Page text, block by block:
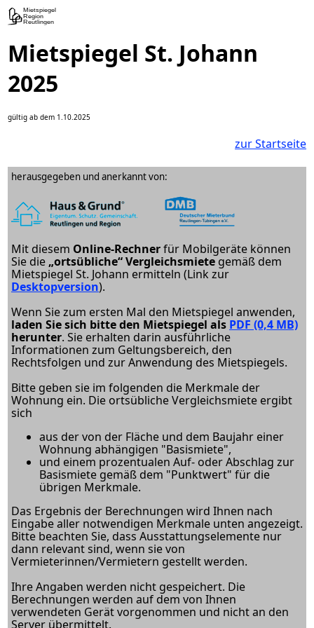
Mietspiegel St. Johann
2025
gültig ab dem 1.10.2025
zur Startseite
herausgegeben und anerkannt von:
Mit diesem Online-Rechnerfür Mobilgeräte können
Sie die „ortsübliche“ Vergleichsmiete gemäß dem
Mietspiegel St. Johann ermitteln (Link zur
Desktopversion).
Wenn Sie zum ersten Mal den Mietspiegel anwenden,
laden Sie sich bitte den Mietspiegel als PDF (0,4 MB)
herunter. Sie erhalten darin ausführliche
Informationen zum Geltungsbereich, den
Rechtsfolgen und zur Anwendung des Mietspiegels.
Bitte geben sie im folgenden die Merkmale der
Wohnung ein. Die ortsübliche Vergleichsmiete ergibt
sich
aus der von der Fläche und dem Baujahr einer
Wohnung abhängigen "Basismiete",
und einem prozentualen Auf- oder Abschlag zur
Basismiete gemäß dem "Punktwert" für die
übrigen Merkmale.
Das Ergebnis der Berechnungen wird Ihnen nach
Eingabe aller notwendigen Merkmale unten angezeigt.
Bitte beachten Sie, dass Ausstattungselemente nur
dann relevant sind, wenn sie von
Vermieterinnen/Vermietern gestellt werden.
Ihre Angaben werden nicht gespeichert. Die
Berechnungen werden auf dem von Ihnen
verwendeten Gerät vorgenommen und nicht an den
Server übermittelt.